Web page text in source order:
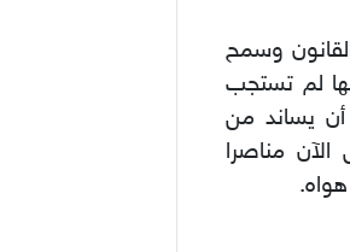
وسمح
لم تستجب
أن يساند من
مناصرا